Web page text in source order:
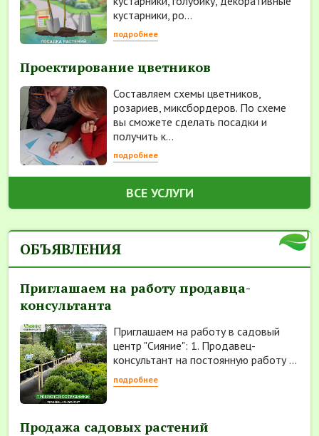
кустарники, ро...
подробнее
Проектирование цветников
Составляем схемы цветников,
розариев, миксбордеров. По схеме
вы сможете сделать посадки и
получить к...
подробнее
ВСЕ УСЛУГИ
ОБЪЯВЛЕНИЯ
Приглашаем на работу продавца-
консультанта
Приглашаем на работу в садовый
центр "Сияние": 1. Продавец-
консультант на постоянную работу ...
подробнее
Продажа садовых растений